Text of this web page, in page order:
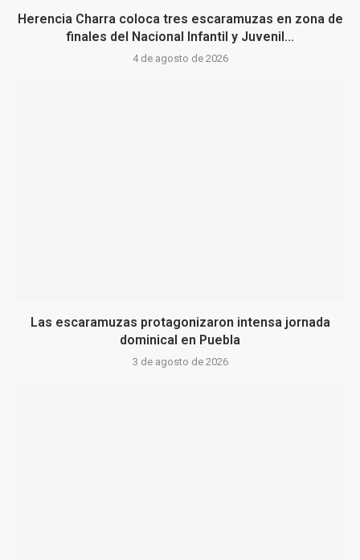
Herencia Charra coloca tres escaramuzas en zona de
finales del Nacional Infantil y Juvenil...
4 de agosto de 2026
Las escaramuzas protagonizaron intensa jornada
dominical en Puebla
3 de agosto de 2026